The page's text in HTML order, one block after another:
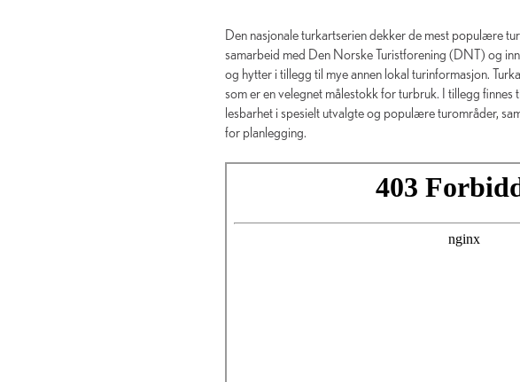
Den nasjonale turkartserien dekker de mest populære
samarbeid med Den Norske Turistforening (DNT) og
og hytter i tillegg til mye annen lokal turinformasjon.
som er en velegnet målestokk for turbruk. I tillegg
lesbarhet i spesielt utvalgte og populære turområder,
for planlegging.